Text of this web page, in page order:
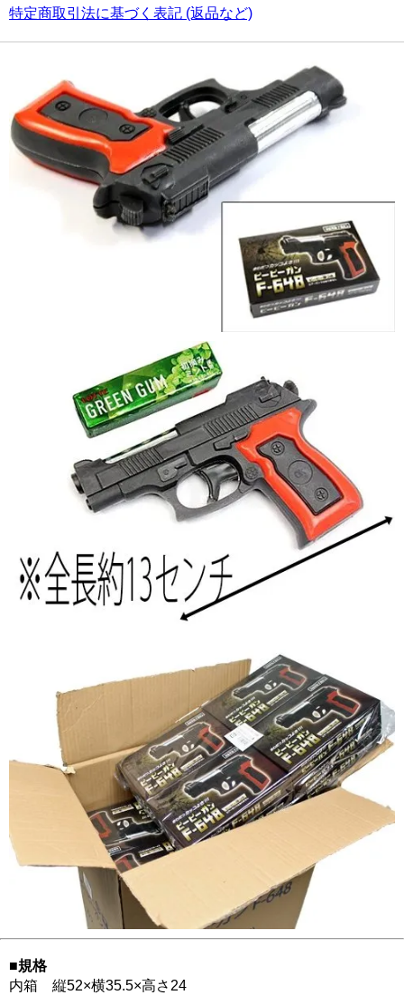
特定商取引法に基づく表記 (返品など)
■規格
内箱 縦52×横35.5×高さ24